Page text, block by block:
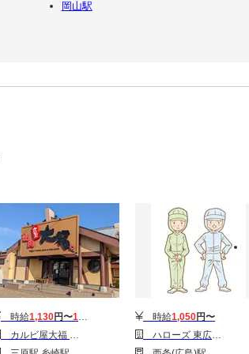
岡山駅
時給1,130円〜1,230
カルビ屋大福 三原店 【001】
時給1,050円〜
ハローズ 東広島店(タイム社員)ベーカリー